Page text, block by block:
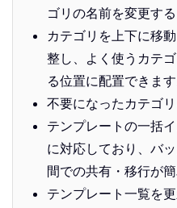
ゴリの名前を変更する
カテゴリを上下に移
整し、よく使うカテ
る位置に配置できます
不要になったカテゴ
テンプレートの一括
に対応しており、バ
間での共有・移行が簡
テンプレート一覧を